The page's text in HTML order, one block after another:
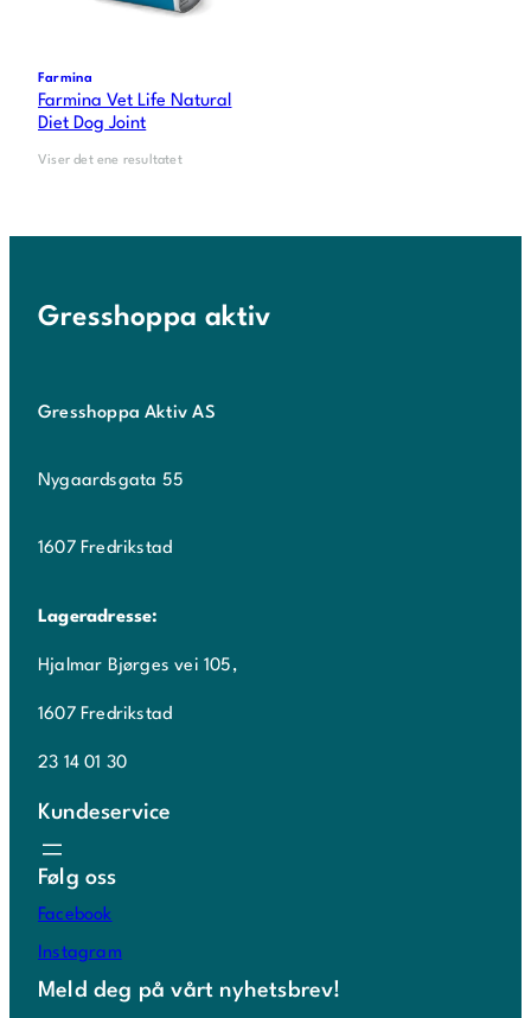
Farmina
Farmina Vet Life Natural
Diet Dog Joint
Viser det ene resultatet
Gresshoppa aktiv
Gresshoppa Aktiv AS
Nygaardsgata 55
1607 Fredrikstad
Lageradresse:
Hjalmar Bjørges vei 105,
1607 Fredrikstad
23 14 01 30
Kundeservice
Følg oss
Facebook
Instagram
Meld deg på vårt nyhetsbrev!